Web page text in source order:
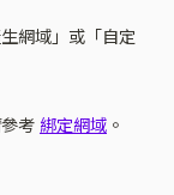
網域」或「自定
考 綁定網域 。